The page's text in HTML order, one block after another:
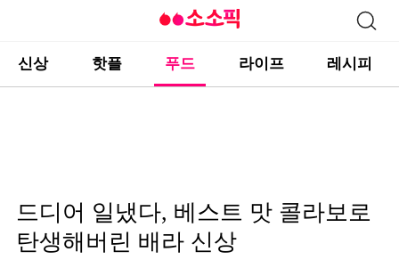
신상 핫플 푸드 라이프 레시피
드디어 일냈다, 베스트 맛 콜라보로
탄생해버린 배라 신상